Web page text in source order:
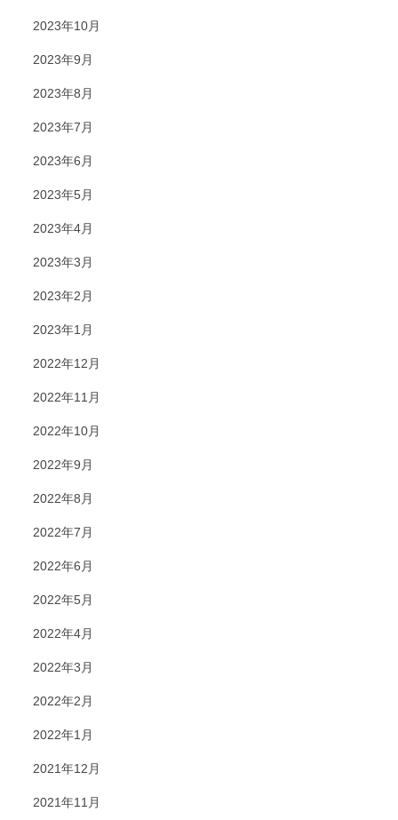
2023年10月
2023年9月
2023年8月
2023年7月
2023年6月
2023年5月
2023年4月
2023年3月
2023年2月
2023年1月
2022年12月
2022年11月
2022年10月
2022年9月
2022年8月
2022年7月
2022年6月
2022年5月
2022年4月
2022年3月
2022年2月
2022年1月
2021年12月
2021年11月